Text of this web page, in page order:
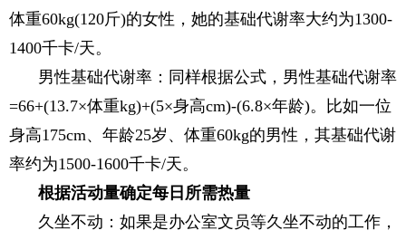
体重60kg(120斤)的女性，她的基础代谢率大约为1300-
1400千卡/天。
男性基础代谢率：同样根据公式，男性基础代谢率
=66+(13.7×体重kg)+(5×身高cm)-(6.8×年龄)。比如一位
身高175cm、年龄25岁、体重60kg的男性，其基础代谢
率约为1500-1600千卡/天。
根据活动量确定每日所需热量
久坐不动：如果是办公室文员等久坐不动的工作，